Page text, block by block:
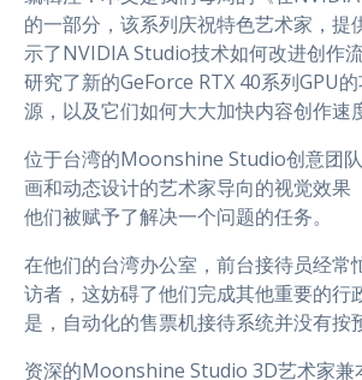
r
的一部分，该系列庆祝特色艺术家，提
示了NVIDIA Studio技术如何改进创作
研究了新的GeForce RTX 40系列GPU
源，以及它们如何大大加快内容创作速
位于台湾的Moonshine Studio创意团
画和动态设计的艺术家导向的视觉效果
他们被赋予了解决一个问题的任务。
在他们的台湾办公室，前台接待员经常
访者，这妨碍了他们完成其他重要的行
是，自动化的售票机接待系统并没有按
资深的Moonshine Studio 3D艺术家兼